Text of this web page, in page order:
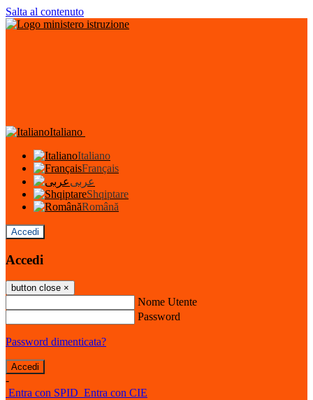
Salta al contenuto
Italiano
Italiano
Français
عربى
Shqiptare
Română
Accedi
Accedi
button close ×
Nome Utente
Password
Password dimenticata?
-
Entra con SPID Entra con CIE